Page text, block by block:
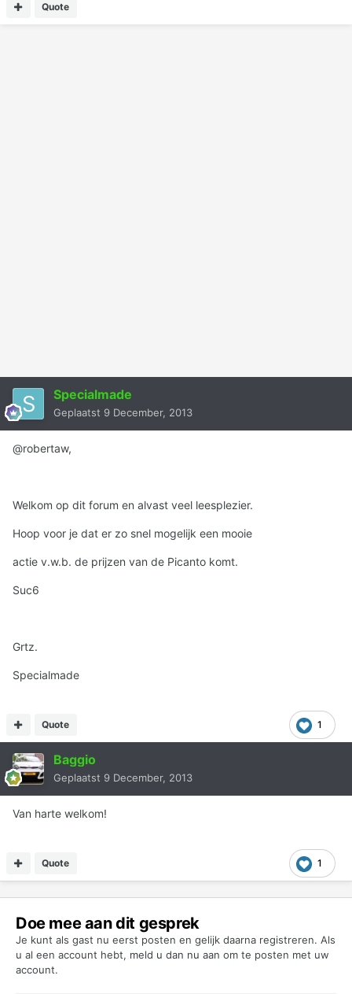
Quote
Specialmade
Geplaatst 9 December, 2013
@robertaw,
Welkom op dit forum en alvast veel leesplezier.
Hoop voor je dat er zo snel mogelijk een mooie
actie v.w.b. de prijzen van de Picanto komt.
Suc6
Grtz.
Specialmade
1
Quote
Baggio
Geplaatst 9 December, 2013
Van harte welkom!
1
Quote
Doe mee aan dit gesprek
Je kunt als gast nu eerst posten en gelijk daarna registreren. Als
u al een account hebt, meld u dan nu aan om te posten met uw
account.